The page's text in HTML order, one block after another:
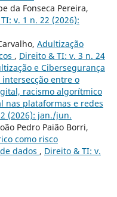
da Fonseca Pereira,
v. 1 n. 22 (2026):
Adultização
, Direito & TI: v. 3 n. 24
e Cibersegurança
intersecção entre o
racismo algorítmico
nas plataformas e redes
(2026): jan./jun.
Pedro Paião Borri,
como risco
dados , Direito & TI: v.